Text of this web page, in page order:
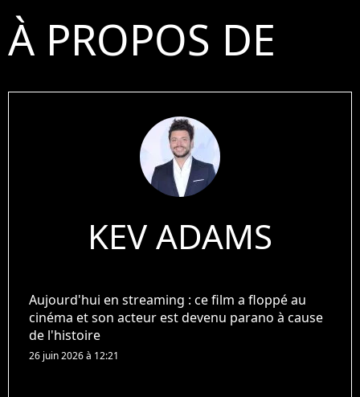
À PROPOS DE
KEV ADAMS
Aujourd'hui en streaming : ce film a floppé au
cinéma et son acteur est devenu parano à cause
de l'histoire
26 juin 2026 à 12:21